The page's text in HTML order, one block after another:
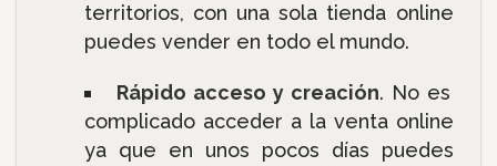
territorios, con una sola tienda online
puedes vender en todo el mundo.
Rápido acceso y creación. No es
complicado acceder a la venta online
ya que en unos pocos días puedes